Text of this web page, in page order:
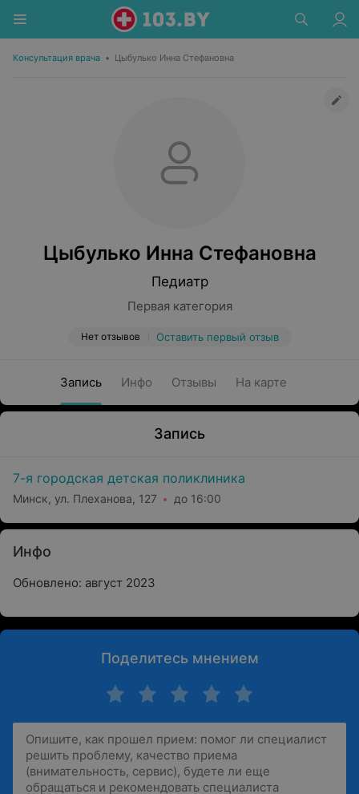
Консультация врача • Цыбулько Инна Стефановна
Цыбулько Инна Стефановна
Педиатр
Первая категория
Нет отзывов Оставить первый отзыв
Запись Инфо Отзывы На карте
Запись
7-я городская детская поликлиника
Минск, ул. Плеханова, 127 до 16:00
Инфо
Обновлено: август 2023
Поделитесь мнением